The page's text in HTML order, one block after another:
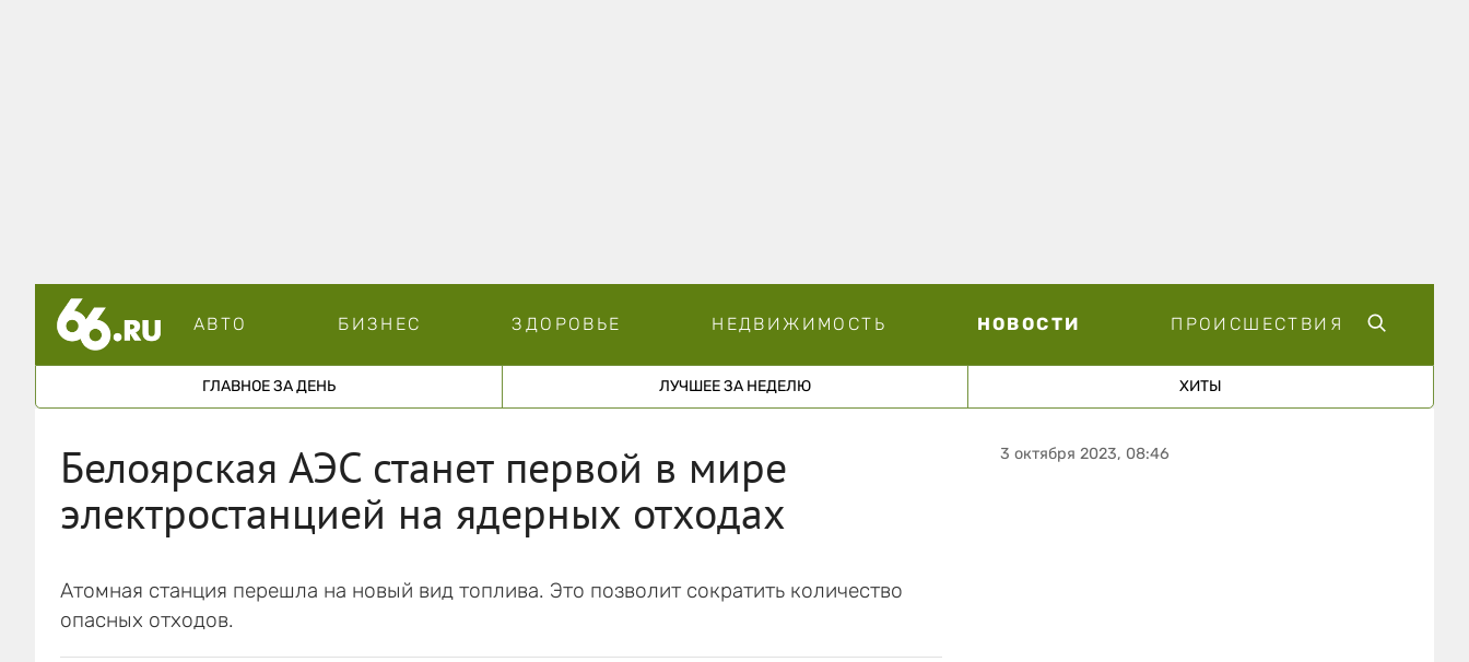
АВТО БИЗНЕС ЗДОРОВЬЕ НЕДВИЖИМОСТЬ НОВОСТИ ПРОИСШЕСТВИЯ
ГЛАВНОЕ ЗА ДЕНЬ ЛУЧШЕЕ ЗА НЕДЕЛЮ ХИТЫ
Белоярская АЭС станет первой в мире
электростанцией на ядерных отходах
Атомная станция перешла на новый вид топлива. Это позволит сократить количество
опасных отходов.
3 октября 2023, 08:46